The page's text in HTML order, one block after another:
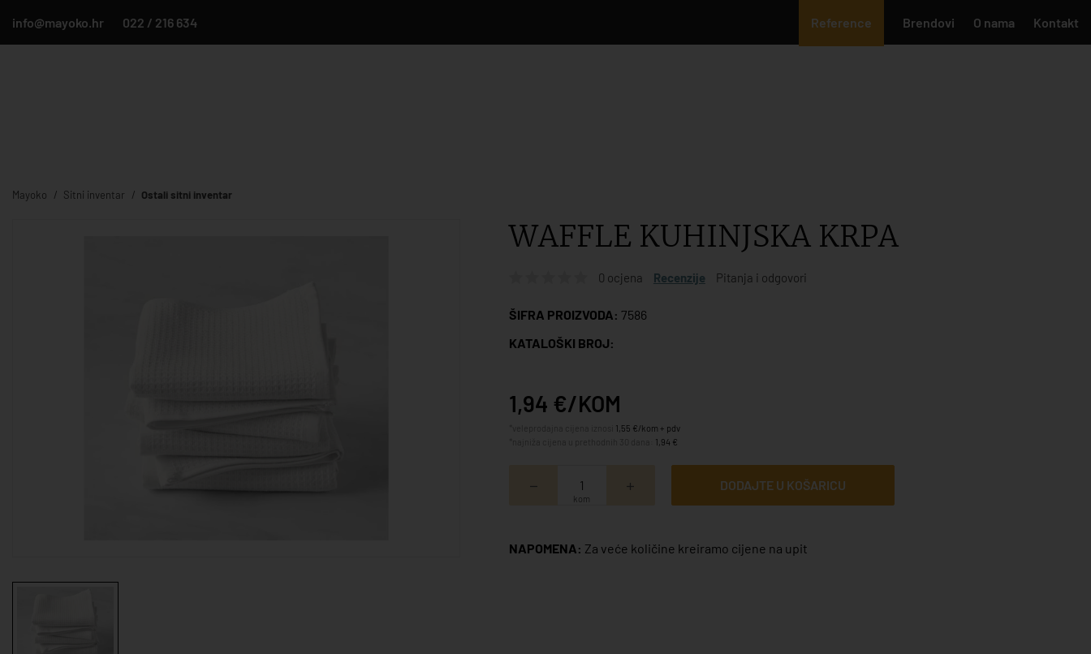
info@mayoko.hr 022 / 216 634 Reference Brendovi O nama Kontakt
Mayoko Sitni inventar Ostali sitni inventar
WAFFLE KUHINJSKA KRPA
0 ocjena Recenzije Pitanja i odgovori
ŠIFRA PROIZVODA: 7586
KATALOŠKI BROJ:
1,94 €/KOM
1,55 €/kom + pdv
1,94 €
kom
DODAJTE U KOŠARICU
NAPOMENA: Za veće količine kreiramo cijene na upit